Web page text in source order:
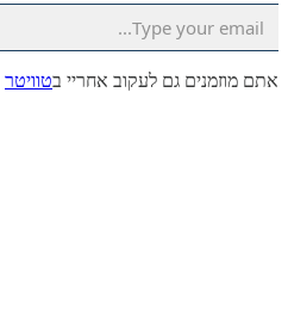
אתם מוזמנים גם לעקוב אחריי בטוויטר